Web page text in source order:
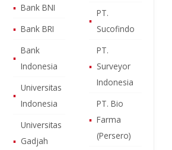
▪ Bank BNI
▪ Bank BRI
▪
Bank
Indonesia
▪
Universitas
Indonesia
▪
Universitas
Gadjah
▪
PT.
Sucofindo
▪
PT.
Surveyor
Indonesia
▪
PT. Bio
Farma
(Persero)